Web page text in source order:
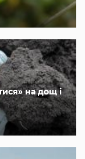
на дощ і